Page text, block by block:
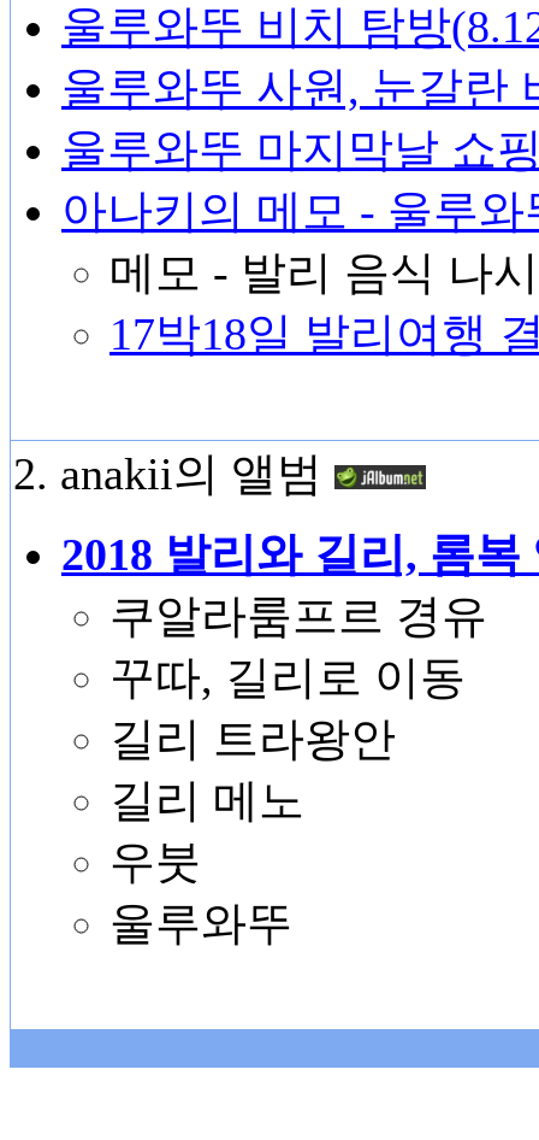
울루와뚜 비치 탐방
울루와뚜 사원, 눈갈란
울루와뚜 마지막날 쇼
아나키의 메모 - 울루
메모 - 발리 음식 나
17박18일 발리여행
2. anakii의 앨범
2018 발리와 길리, 롬복
쿠알라룸프르 경유
꾸따, 길리로 이동
길리 트라왕안
길리 메노
우붓
울루와뚜